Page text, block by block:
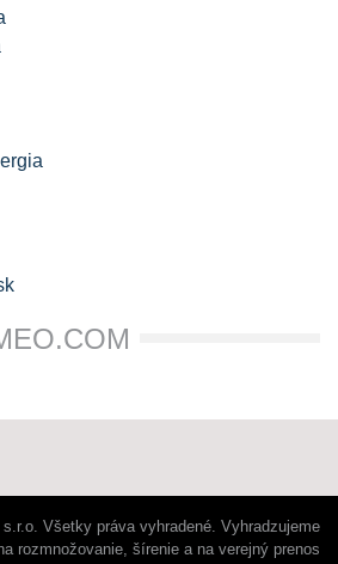
Všetky práva vyhradené. Vyhradzujeme
rozmnožovanie, šírenie a na verejný prenos